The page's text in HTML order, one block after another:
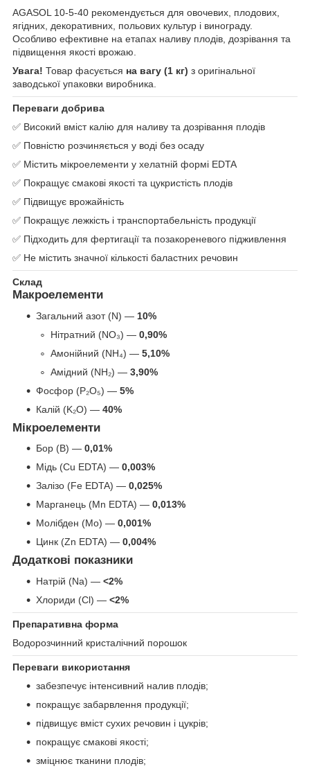
AGASOL 10-5-40 рекомендується для овочевих, плодових,
ягідних, декоративних, польових культур і винограду.
Особливо ефективне на етапах наливу плодів, дозрівання та
підвищення якості врожаю.
Увага! Товар фасується на вагу (1 кг) з оригінальної
заводської упаковки виробника.
Переваги добрива
✅ Високий вміст калію для наливу та дозрівання плодів
✅ Повністю розчиняється у воді без осаду
✅ Містить мікроелементи у хелатній формі EDTA
✅ Покращує смакові якості та цукристість плодів
✅ Підвищує врожайність
✅ Покращує лежкість і транспортабельність продукції
✅ Підходить для фертигації та позакореневого підживлення
✅ Не містить значної кількості баластних речовин
Склад
Макроелементи
Загальний азот (N) — 10%
Нітратний (NO₃) — 0,90%
Амонійний (NH₄) — 5,10%
Амідний (NH₂) — 3,90%
Фосфор (P₂O₅) — 5%
Калій (K₂O) — 40%
Мікроелементи
Бор (B) — 0,01%
Мідь (Cu EDTA) — 0,003%
Залізо (Fe EDTA) — 0,025%
Марганець (Mn EDTA) — 0,013%
Молібден (Mo) — 0,001%
Цинк (Zn EDTA) — 0,004%
Додаткові показники
Натрій (Na) — <2%
Хлориди (Cl) — <2%
Препаративна форма
Водорозчинний кристалічний порошок
Переваги використання
забезпечує інтенсивний налив плодів;
покращує забарвлення продукції;
підвищує вміст сухих речовин і цукрів;
покращує смакові якості;
зміцнює тканини плодів;